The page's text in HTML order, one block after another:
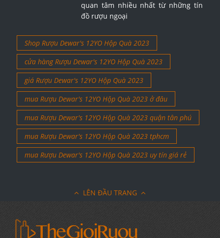
quan tâm nhiều nhất từ những tín
đồ rượu ngoại
Shop Rượu Dewar's 12YO Hộp Quà 2023
cửa hàng Rượu Dewar's 12YO Hộp Quà 2023
giá Rượu Dewar's 12YO Hộp Quà 2023
mua Rượu Dewar's 12YO Hộp Quà 2023 ở đâu
mua Rượu Dewar's 12YO Hộp Quà 2023 quận tân phú
mua Rượu Dewar's 12YO Hộp Quà 2023 tphcm
mua Rượu Dewar's 12YO Hộp Quà 2023 uy tín giá rẻ
LÊN ĐẦU TRANG